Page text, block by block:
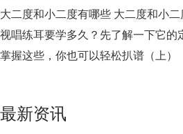
大二度和小二度有哪些 大二度和小二
视唱练耳要学多久？先了解一下它的
掌握这些，你也可以轻松扒谱（上）
最新资讯